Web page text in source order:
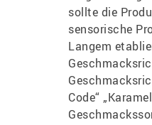
sollte die
sensorische
Langem
Code“